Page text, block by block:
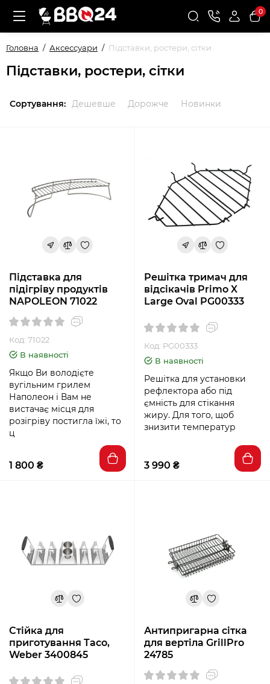
0
Головна Аксессуари Підставки, ростери, сітки
Підставки, ростери, сітки
Сортування: Дешевше Дорожче Новинки
Підставка для
підігріву продуктів
NAPOLEON 71022
Код: 71022
В наявності
Якщо Ви володієте
вугільним грилем
Наполеон і Вам не
вистачає місця для
розігріву постигла їжі, то
ц
1 800 ₴
Решітка тримач для
відсікачів Primo X
Large Oval PG00333
Код: PG00333
В наявності
Решітка для установки
рефлектора або під
ємність для стікання
жиру. Для того, щоб
знизити температур
3 990 ₴
Стійка для
приготування Taco,
Weber 3400845
Антипригарна сітка
для вертіла GrillPro
24785